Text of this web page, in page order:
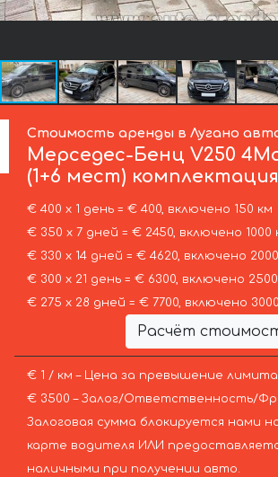
Стоимость аренды в Лугано
Мерседес-Бенц V250
(1+6 мест)
€ 400 х 1 день = € 400, включено 150 км
€ 350 х 7 дней = € 2450, включено 1000
€ 330 х 14 дней = € 4620, включено
€ 300 х 21 день = € 6300, включено
€ 275 х 28 дней = € 7700, включено
Расчёт
€ 1 / км – Цена за превышение
€ 3500 – Залог/Ответственность/
Залоговая сумма блокируется нами
карте водителя ИЛИ
наличными при получении авто.